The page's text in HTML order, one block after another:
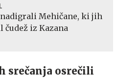
nadigrali Mehičane, ki jih
čudež iz Kazana
srečanja osrečili